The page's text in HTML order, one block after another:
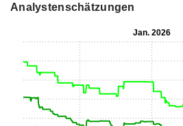
Analystenschätzungen